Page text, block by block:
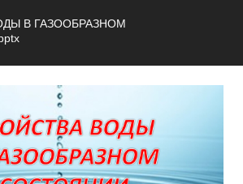
В ГАЗООБРАЗНОМ